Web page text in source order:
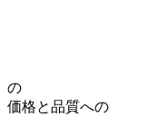
の
価格と品質への